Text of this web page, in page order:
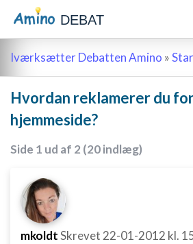
DEBAT
Iværksætter Debatten Amino »
Hvordan reklamerer du
hjemmeside?
Side 1 ud af 2 (20 indlæg)
mkoldtSkrevet 22-01-2012 kl.